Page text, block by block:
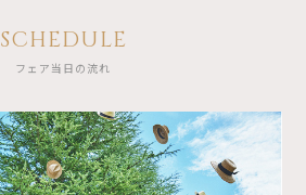
SCHEDULE
フェア当日の流れ